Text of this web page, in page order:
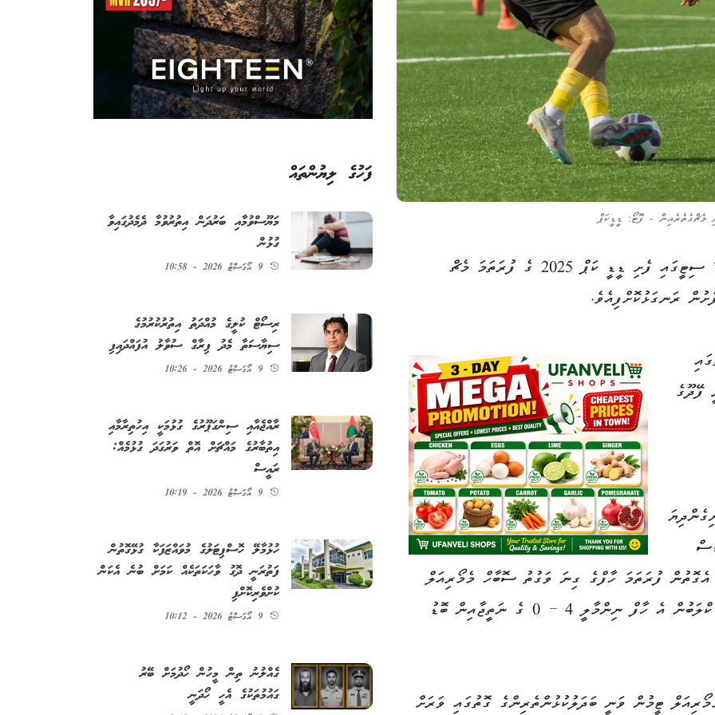
މެޗްގެތެރެއިން - ފޮޓޯ: ޑީޑީކަޕް
މުޅި ރާއްޖެއަށް ހުޅުވާލައިގެން މިއަދު އައްޑޫ ސިޓީގައި ފެށި ޑީޑީ ކަޕް 2025 ގެ ފުރަތަމަ މެޗް
ރަނގަޅުކޮށްފިއެވެ.
ފޭދޫގެ
ފުރަތަމަ ހާފްގެ ގިނަ ވަގުތު ސޮބާހް މެމޯރިއަލް
ޓީމުގެ ހާފުގައި ބޯޅަ ގެންގުޅެ، ފްރެންޑްސް ކްލަބުން އެ ހާފް ނިންމާލީ 4 – 0 ގެ ނަތީޖާއިން ބޮޑު
ޓީމުން ވަނީ ބަދަލުކުޅުންތެރިންގެ ގޮތުގައި ވަރަށް
ފަހުގެ ލިޔުންތައް
މަޔޫސްވުމާއި ބަރުދަން އިތުރުވުމާ ދެމެދުގައިވާ
ގުޅުން
9 އޯގަސްޓު 2026 - 10:58
ރިސޯޓް ކުލީގެ މުއްދަތު އިތުރުކުރުމުގެ
ސިޔާސަތާ މެދު ފިރާގް ސުވާލު އުފައްދައިފި
9 އޯގަސްޓު 2026 - 10:26
ރާއްޖެއާއި ސިންގަޕޫރުގެ ގުޅުމަކީ އިހުތިރާމާއި
އިތުބާރުގެ މައްޗަށް އޮތް ވަރުގަދަ ގުޅުމެއް:
ރައީސް
9 އޯގަސްޓު 2026 - 10:19
ހުޅުމާލޭ ހޮސްޕިޓަލުގެ މުވައްޒަފަކާ ގުޅޭގޮތުން
ފަތުރަނީ ދޮގު ވާހަކަތަކެއް ކަމަށް ބުނެ އެކަން
ކުށްވެރިކޮށްފި
9 އޯގަސްޓު 2026 - 10:12
ގެއްލުނު ތިން މީހުން ހޯދުމަށް ބޭރު
ގައުމުތަކުގެ އެހީ ހޯދަނީ